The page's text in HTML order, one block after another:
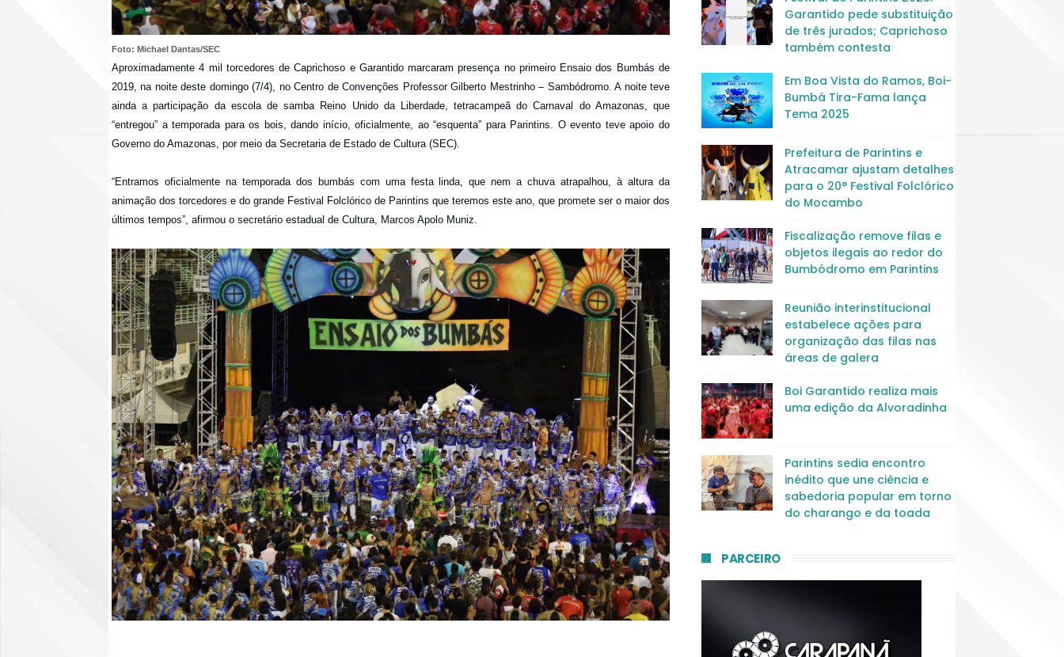
Foto: Michael Dantas/SEC
Aproximadamente 4 mil torcedores de Caprichoso e Garantido marcaram presença no primeiro Ensaio dos Bumbás de
2019, na noite deste domingo (7/4), no Centro de Convenções Professor Gilberto Mestrinho – Sambódromo. A noite teve
ainda a participação da escola de samba Reino Unido da Liberdade, tetracampeã do Carnaval do Amazonas, que
“entregou” a temporada para os bois, dando início, oficialmente, ao “esquenta” para Parintins. O evento teve apoio do
Governo do Amazonas, por meio da Secretaria de Estado de Cultura (SEC).
“Entramos oficialmente na temporada dos bumbás com uma festa linda, que nem a chuva atrapalhou, à altura da
animação dos torcedores e do grande Festival Folclórico de Parintins que teremos este ano, que promete ser o maior dos
últimos tempos”, afirmou o secretário estadual de Cultura, Marcos Apolo Muniz.
Garantido pede substituição
de três jurados; Caprichoso
também contesta
Em Boa Vista do Ramos, Boi-
Bumbá Tira-Fama lança
Tema 2025
Prefeitura de Parintins e
Atracamar ajustam detalhes
para o 20° Festival Folclórico
do Mocambo
Fiscalização remove filas e
objetos ilegais ao redor do
Bumbódromo em Parintins
Reunião interinstitucional
estabelece ações para
organização das filas nas
áreas de galera
Boi Garantido realiza mais
uma edição da Alvoradinha
Parintins sedia encontro
inédito que une ciência e
sabedoria popular em torno
do charango e da toada
PARCEIRO